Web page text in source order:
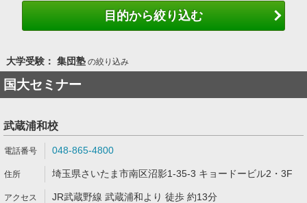
目的から絞り込む
大学受験： 集団塾の絞り込み
国大セミナー
武蔵浦和校
048-865-4800
埼玉県さいたま市南区沼影1-35-3 キョードービル2・3F
JR武蔵野線 武蔵浦和より 徒歩 約13分